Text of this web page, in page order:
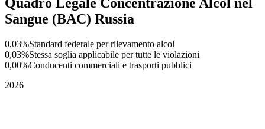
Sangue (BAC) Russia
0,03%Standard federale per rilevamento alcol
0,03%Stessa soglia applicabile per tutte le violazioni
0,00%Conducenti commerciali e trasporti pubblici
2026